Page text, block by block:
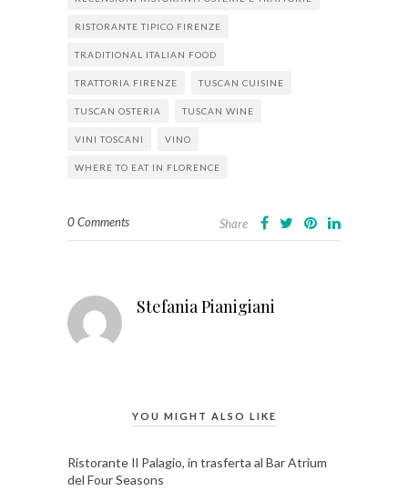
RISTORANTE TIPICO FIRENZE
TRADITIONAL ITALIAN FOOD
TRATTORIA FIRENZE TUSCAN CUISINE
TUSCAN OSTERIA TUSCAN WINE
VINI TOSCANI VINO
WHERE TO EAT IN FLORENCE
0 Comments Share
Stefania Pianigiani
YOU MIGHT ALSO LIKE
Ristorante Il Palagio, in trasferta al Bar Atrium
del Four Seasons